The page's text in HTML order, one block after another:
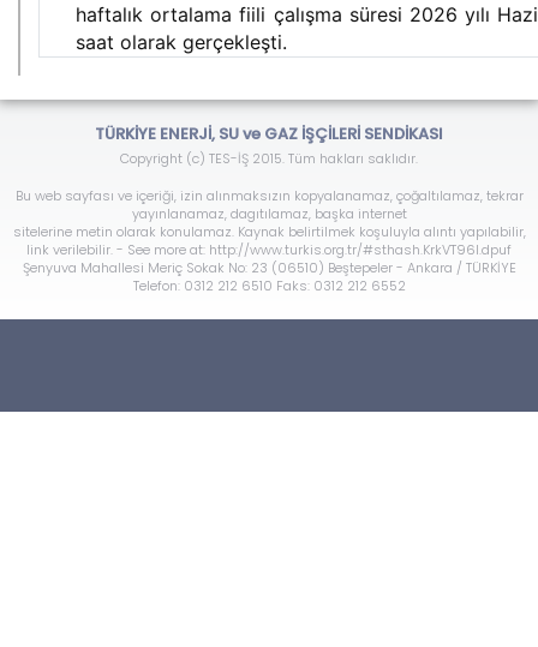
haftalık ortalama fiili çalışma süresi 2026 yılı
saat olarak gerçekleşti.
TÜRKİYE ENERJİ, SU ve GAZ İŞÇİLERİ SENDİKASI
Copyright (c) TES-İŞ 2015. Tüm hakları saklıdır.
Bu web sayfası ve içeriği, izin alınmaksızın kopyalanamaz, çoğaltılamaz, tekrar
yayınlanamaz, dagıtılamaz, başka internet
sitelerine metin olarak konulamaz. Kaynak belirtilmek koşuluyla alıntı yapılabilir,
link verilebilir. - See more at: http://www.turkis.org.tr/#sthash.KrkVT96l.dpuf
Şenyuva Mahallesi Meriç Sokak No: 23 (06510) Beştepeler - Ankara / TÜRKİYE
Telefon: 0312 212 6510 Faks: 0312 212 6552